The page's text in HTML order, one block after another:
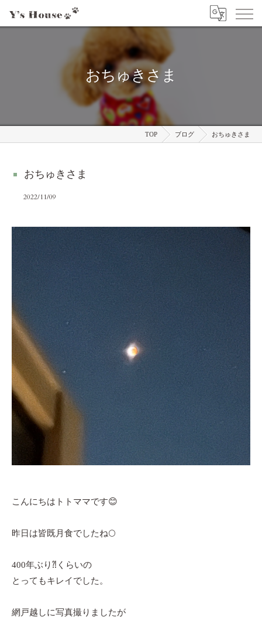
おちゅきさま
TOP ブログ おちゅきさま
おちゅきさま
2022/11/09
こんにちはトトママです😊
昨日は皆既月食でしたね🌕
400年ぶり⁈くらいの
とってもキレイでした。
網戸越しに写真撮りましたが